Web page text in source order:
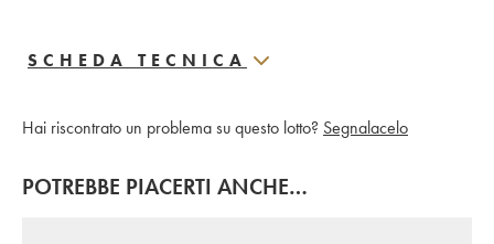
SCHEDA TECNICA
Hai riscontrato un problema su questo lotto? Segnalacelo
POTREBBE PIACERTI ANCHE…